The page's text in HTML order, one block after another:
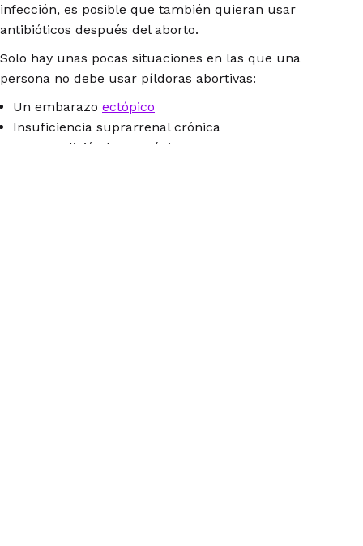
infección, es posible que también quieran usar
antibióticos después del aborto.
Solo hay unas pocas situaciones en las que una
persona no debe usar píldoras abortivas:
Un embarazo ectópico
Insuficiencia suprarrenal crónica
Una condición hemorrágica